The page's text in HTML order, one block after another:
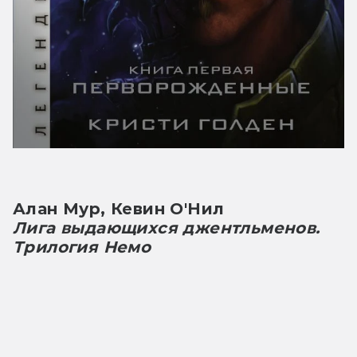
Алан Мур, Кевин О'Нил
Лига выдающихся джентльменов.
Трилогия Немо